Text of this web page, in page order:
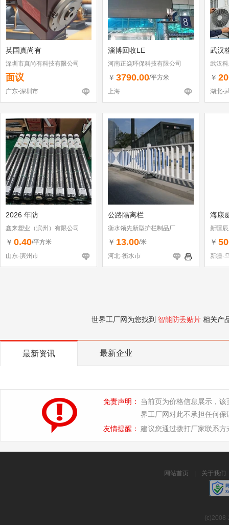
英国真尚有
深圳市真尚有科技有限公司
面议
广东-深圳市
淄博回收LE
河南正焱环保科技有限公司
￥ 3790.00/平方米
上海
武汉
武汉
￥
湖北-
2026 年防
鑫来塑业（滨州）有限公司
￥ 0.40/平方米
山东-滨州市
公路隔离栏
衡水领先新型护栏制品厂
￥ 13.00/米
河北-衡水市
海康
新疆
￥
新疆-
世界工厂网为您找到 智能防丢贴片 相关产
最新资讯 最新企业
免责声明：
当前页为价格信息展示，
界工厂网对此不承担任何保
友情提醒： 建议您通过拨打厂家联系
网站首页 关于我们